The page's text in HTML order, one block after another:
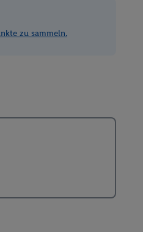
zu sammeln.